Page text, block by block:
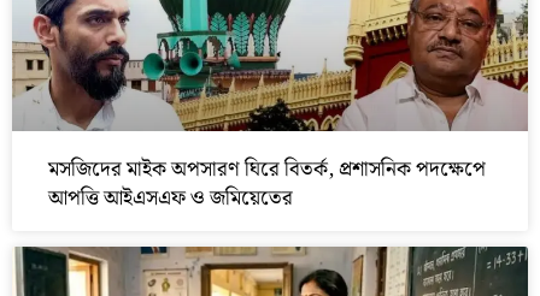
মসজিদের মাইক অপসারণ ঘিরে বিতর্ক, প্রশাসনিক পদক্ষেপে
আপত্তি আইএসএফ ও জমিয়েতের